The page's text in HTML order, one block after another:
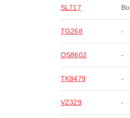
SL717
TG268 -
OS8602 -
TK8479 -
VZ329 -